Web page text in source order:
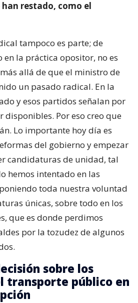
han restado, como el
tampoco es parte; de
en la práctica opositor, no es
allá de que el ministro de
un pasado radical. En la
y esos partidos señalan por
disponibles. Por eso creo que
Lo importante hoy día es
del gobierno y empezar
candidaturas de unidad, tal
hemos intentado en las
toda nuestra voluntad
únicas, sobre todo en los
que es donde perdimos
por la tozudez de algunos
sobre los
transporte público en